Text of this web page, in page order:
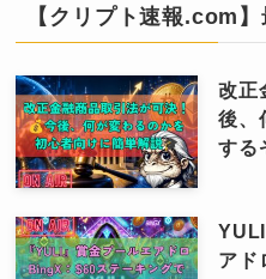
【クリプト速報.com
改正
後、
する
アド